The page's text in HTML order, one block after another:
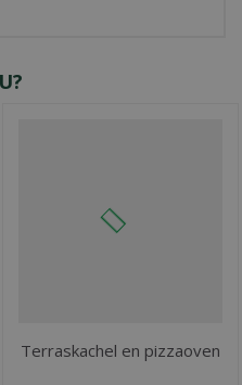
Terraskachel en pizzaoven